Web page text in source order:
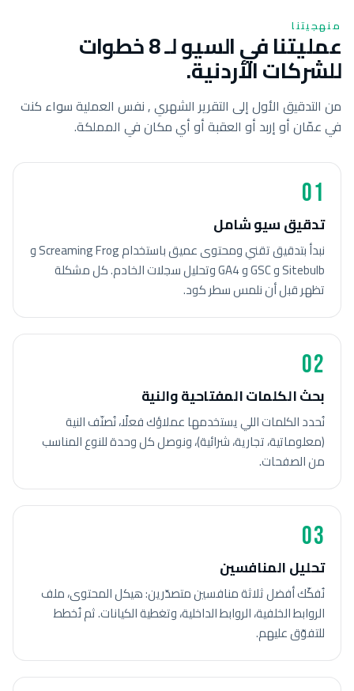
منهجيتنا
عمليتنا في السيو لـ 8 خطوات
للشركات الأردنية.
من التدقيق الأول إلى التقرير الشهري , نفس العملية سواء كنت
في عمّان أو إربد أو العقبة أو أي مكان في المملكة.
01
تدقيق سيو شامل
نبدأ بتدقيق تقني ومحتوى عميق باستخدام Screaming Frog و
Sitebulb و GSC و GA4 وتحليل سجلات الخادم. كل مشكلة
تظهر قبل أن نلمس سطر كود.
02
بحث الكلمات المفتاحية والنية
نُحدد الكلمات اللي يستخدمها عملاؤك فعلًا، نُصنّف النية
(معلوماتية، تجارية، شرائية)، ونوصل كل وحدة للنوع المناسب
من الصفحات.
03
تحليل المنافسين
نُفكّك أفضل ثلاثة منافسين متصدّرين: هيكل المحتوى، ملف
الروابط الخلفية، الروابط الداخلية، وتغطية الكيانات. ثم نُخطط
للتفوّق عليهم.